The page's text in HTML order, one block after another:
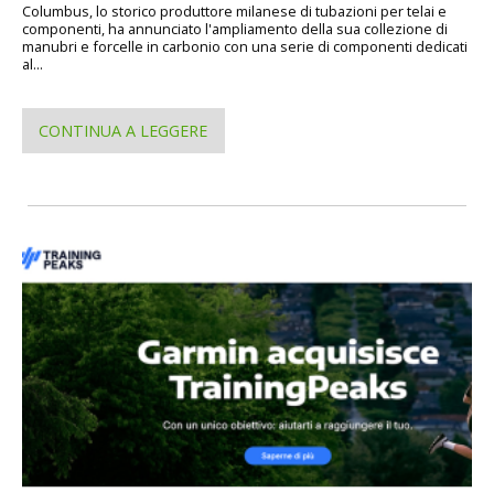
Columbus, lo storico produttore milanese di tubazioni per telai e
componenti, ha annunciato l'ampliamento della sua collezione di
manubri e forcelle in carbonio con una serie di componenti dedicati
al...
CONTINUA A LEGGERE